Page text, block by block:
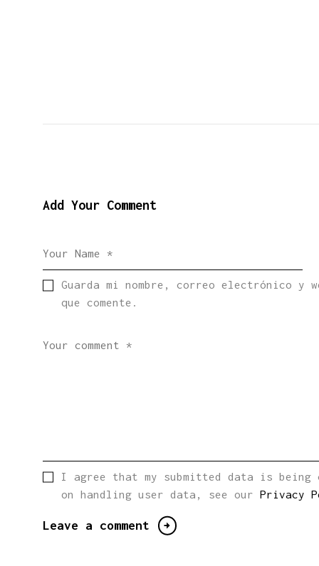
Add Your Comment
Guarda mi nombre, correo electrónico y
que comente.
I agree that my submitted data is
on handling user data, see our Privacy